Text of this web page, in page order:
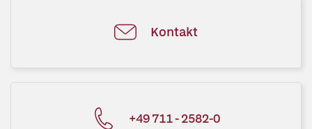
Kontakt
+49 711 - 2582-0